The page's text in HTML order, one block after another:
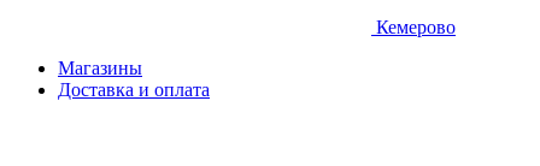
Кемерово
Магазины
Доставка и оплата